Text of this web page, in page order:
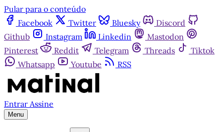
Pular para o conteúdo
Facebook
Twitter Bluesky
Discord
Github
Instagram Linkedin
Mastodon
Pinterest
Reddit Telegram Threads
Tiktok
Whatsapp
Youtube RSS
Entrar Assine
Menu